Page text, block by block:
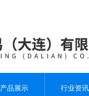
产品展示 行业资讯